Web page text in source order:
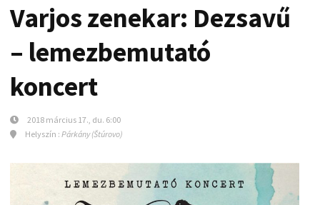
Varjos zenekar: Dezsavű
– lemezbemutató
koncert
2018 március 17., du. 6:00
Helyszín : Párkány (Štúrovo)